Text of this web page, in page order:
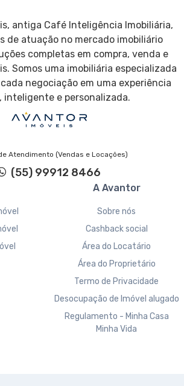
antiga Café Inteligência Imobiliária,
de atuação no mercado imobiliário
completas em compra, venda e
Somos uma imobiliária especializada
negociação em uma experiência
inteligente e personalizada.
Atendimento (Vendas e Locações)
(55) 99912 8466
A Avantor
Sobre nós
Cashback social
Área do Locatário
Área do Proprietário
Termo de Privacidade
Desocupação de Imóvel alugado
Regulamento - Minha Casa
Minha Vida